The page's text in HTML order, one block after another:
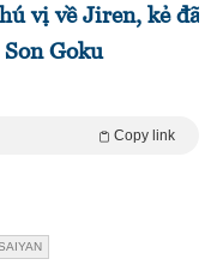
vị về Jiren, kẻ đã
Goku
Copy link